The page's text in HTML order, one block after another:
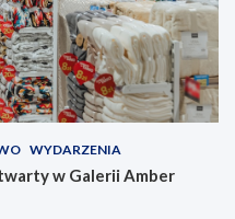
WYDARZENIA
w Galerii Amber